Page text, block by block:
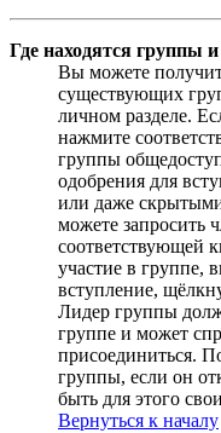
Где находятся группы
Вы можете
существующих
личном разделе.
нажмите
группы
одобрения для
или даже
можете запросить
соответствующей
участие в группе,
вступление,
Лидер группы
группе и может
присоединиться.
группы, если он
быть для этого
Вернуться к началу